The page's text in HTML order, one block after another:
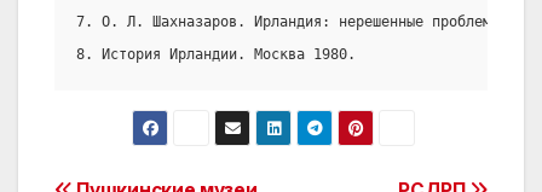
7. О. Л. Шахназаров. Ирландия: нерешенные проблемы.
8. История Ирландии. Москва 1980.